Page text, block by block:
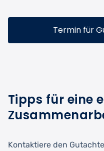
Termin für
Tipps für eine
Kontaktiere den